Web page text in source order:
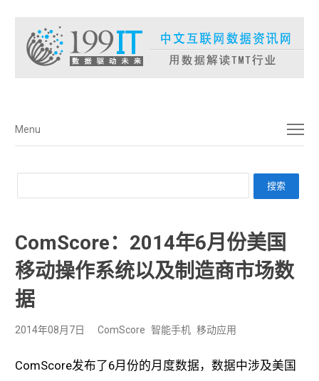
菜单
Menu
ComScore：2014年6月份美国
移动操作系统以及制造商市场数
据
2014年08月7日 ComScore 智能手机 移动应用
ComScore发布了6月份的月度数据，数据中涉及美国